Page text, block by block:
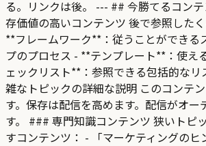
る。リンクは後。 --- ## 今勝てるコン
存価値の高いコンテンツ 後で参照した
**フレームワーク**：従うことができる
プのプロセス - **テンプレート**：使え
ェックリスト**：参照できる包括的な
雑なトピックの詳細な説明 このコンテ
す。保存は配信を高めます。配信がオー
す。 ### 専門知識コンテンツ 狭いトピ
すコンテンツ： - 「マーケティングの